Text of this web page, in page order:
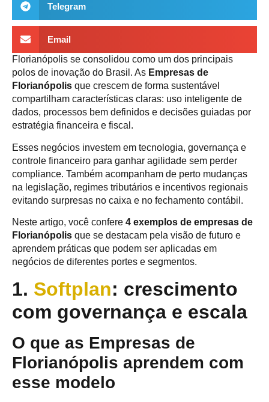
Telegram
Email
Florianópolis se consolidou como um dos principais
polos de inovação do Brasil. As Empresas de
Florianópolis que crescem de forma sustentável
compartilham características claras: uso inteligente de
dados, processos bem definidos e decisões guiadas por
estratégia financeira e fiscal.
Esses negócios investem em tecnologia, governança e
controle financeiro para ganhar agilidade sem perder
compliance. Também acompanham de perto mudanças
na legislação, regimes tributários e incentivos regionais
evitando surpresas no caixa e no fechamento contábil.
Neste artigo, você confere 4 exemplos de empresas de
Florianópolis que se destacam pela visão de futuro e
aprendem práticas que podem ser aplicadas em
negócios de diferentes portes e segmentos.
1. Softplan: crescimento
com governança e escala
O que as Empresas de
Florianópolis aprendem com
esse modelo